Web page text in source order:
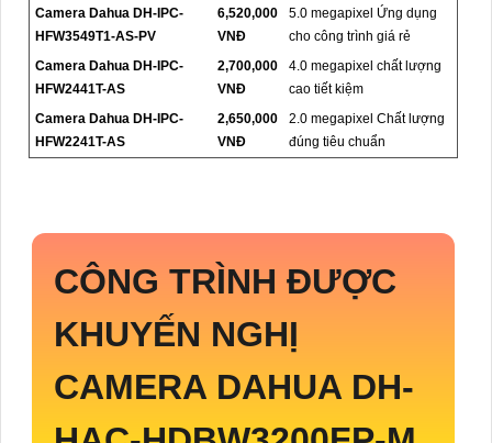
Camera Dahua DH-IPC-
HFW3549T1-AS-PV
6,520,000
VNĐ
5.0 megapixel Ứng dụng
cho công trình giá rẻ
Camera Dahua DH-IPC-
HFW2441T-AS
2,700,000
VNĐ
4.0 megapixel chất lượng
cao tiết kiệm
Camera Dahua DH-IPC-
HFW2241T-AS
2,650,000
VNĐ
2.0 megapixel Chất lượng
đúng tiêu chuẩn
CÔNG TRÌNH ĐƯỢC
KHUYẾN NGHỊ
CAMERA DAHUA DH-